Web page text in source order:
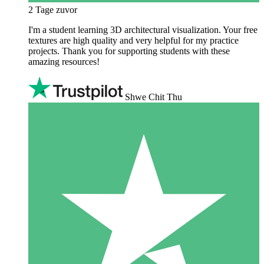
2 Tage zuvor
I'm a student learning 3D architectural visualization. Your free
textures are high quality and very helpful for my practice
projects. Thank you for supporting students with these
amazing resources!
Shwe Chit Thu